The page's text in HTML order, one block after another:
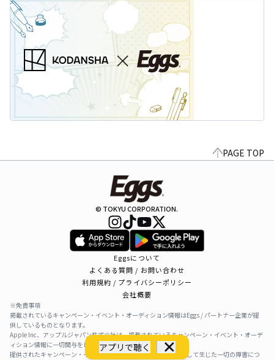
アプリで聴く
PAGE TOP
© TOKYU CORPORATION.
Eggsについて
よくある質問 / お問い合わせ
利用規約 / プライバシーポリシー
会社概要
※免責事項
掲載されているキャンペーン・イベント・オーディション情報はEggs / パートナー企業が提
供しているものとなります。
Apple Inc、アップルジャパン株式会社は、掲載されているキャンペーン・イベント・オーデ
ィション情報に一切関与をしておりません。
提供されたキャンペーン・イベント・オーディション情報を利用して生じた一切の障害につ